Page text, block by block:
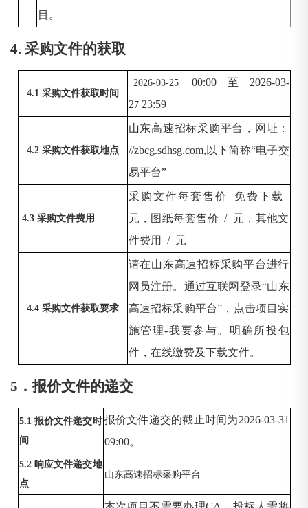
目。
4. 采购文件的获取
4.1 采购文件获取时间
_2026-03-25
00:00至2026-03-
27 23:59
4.2 采购文件获取地点
山东高速招标采购平台，网址：
//zbcg.sdhsg.com,以下简称“电子交
易平台”
4.3 采购文件费用
采购文件每套售价
_免费下载_
元，图纸每套售价_/_元，其他文
件费用_/_元
4.4 采购文件获取要求
请在山东高速招标采购平台进行
网员注册。通过互联网登录“山东
高速招标采购平台”，点击项目实
施管理-我要参与。明确所投包
件，在线缴费及下载文件。
5．报价文件的递交
5.1 报价文件递交时
间
报价文件递交的截止时间为2026-03-31
09:00。
5.2 响应文件递交地
点
山东高速招标采购平台